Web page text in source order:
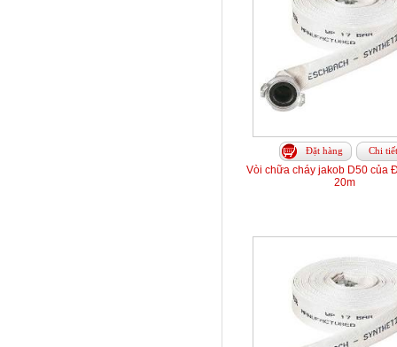
Đặt hàng Chi tiết
Vòi chữa cháy jakob D50 của
20m